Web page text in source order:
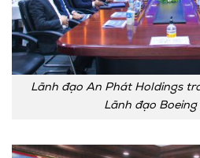
Lãnh đạo An Phát Holdings
Lãnh đạo